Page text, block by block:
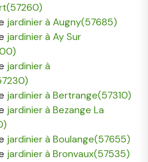
jardinier à Augny(57685)
jardinier à Ay Sur
jardinier à
jardinier à Bertrange(57310)
jardinier à Bezange La
jardinier à Boulange(57655)
jardinier à Bronvaux(57535)